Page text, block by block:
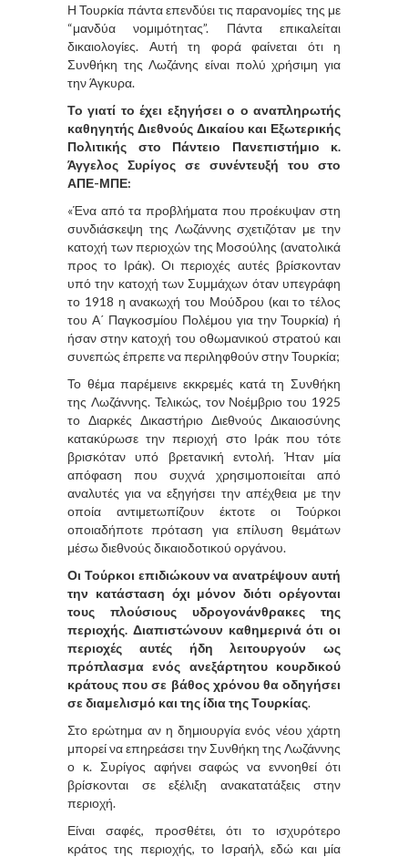
Η Τουρκία πάντα επενδύει τις παρανομίες της με
“μανδύα νομιμότητας”. Πάντα επικαλείται
δικαιολογίες. Αυτή τη φορά φαίνεται ότι η
Συνθήκη της Λωζάνης είναι πολύ χρήσιμη για
την Άγκυρα.
Το γιατί το έχει εξηγήσει ο ο αναπληρωτής
καθηγητής Διεθνούς Δικαίου και Εξωτερικής
Πολιτικής στο Πάντειο Πανεπιστήμιο κ.
Άγγελος Συρίγος σε συνέντευξή του στο
ΑΠΕ-ΜΠΕ:
«Ένα από τα προβλήματα που προέκυψαν στη
συνδιάσκεψη της Λωζάννης σχετιζόταν με την
κατοχή των περιοχών της Μοσούλης (ανατολικά
προς το Ιράκ). Οι περιοχές αυτές βρίσκονταν
υπό την κατοχή των Συμμάχων όταν υπεγράφη
το 1918 η ανακωχή του Μούδρου (και το τέλος
του Α΄ Παγκοσμίου Πολέμου για την Τουρκία) ή
ήσαν στην κατοχή του οθωμανικού στρατού και
συνεπώς έπρεπε να περιληφθούν στην Τουρκία;
Το θέμα παρέμεινε εκκρεμές κατά τη Συνθήκη
της Λωζάννης. Τελικώς, τον Νοέμβριο του 1925
το Διαρκές Δικαστήριο Διεθνούς Δικαιοσύνης
κατακύρωσε την περιοχή στο Ιράκ που τότε
βρισκόταν υπό βρετανική εντολή. Ήταν μία
απόφαση που συχνά χρησιμοποιείται από
αναλυτές για να εξηγήσει την απέχθεια με την
οποία αντιμετωπίζουν έκτοτε οι Τούρκοι
οποιαδήποτε πρόταση για επίλυση θεμάτων
μέσω διεθνούς δικαιοδοτικού οργάνου.
Οι Τούρκοι επιδιώκουν να ανατρέψουν αυτή
την κατάσταση όχι μόνον διότι ορέγονται
τους πλούσιους υδρογονάνθρακες της
περιοχής. Διαπιστώνουν καθημερινά ότι οι
περιοχές αυτές ήδη λειτουργούν ως
πρόπλασμα ενός ανεξάρτητου κουρδικού
κράτους που σε βάθος χρόνου θα οδηγήσει
σε διαμελισμό και της ίδια της Τουρκίας.
Στο ερώτημα αν η δημιουργία ενός νέου χάρτη
μπορεί να επηρεάσει την Συνθήκη της Λωζάννης
ο κ. Συρίγος αφήνει σαφώς να εννοηθεί ότι
βρίσκονται σε εξέλιξη ανακατατάξεις στην
περιοχή.
Είναι σαφές, προσθέτει, ότι το ισχυρότερο
κράτος της περιοχής, το Ισραήλ, εδώ και μία